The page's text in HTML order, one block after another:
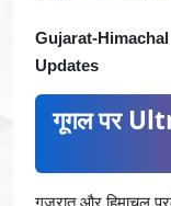
Gujarat-
Updates
गूगल पर